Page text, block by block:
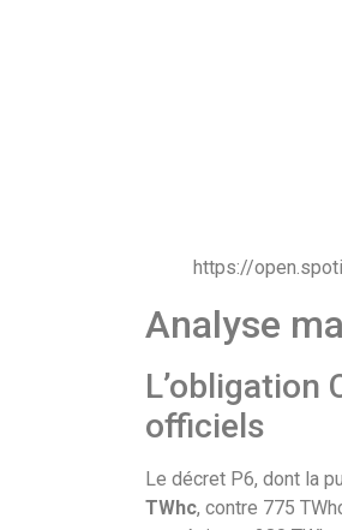
https://
Analyse
L’obligation
officiels
Le décret P6, dont la
TWhc, contre 775